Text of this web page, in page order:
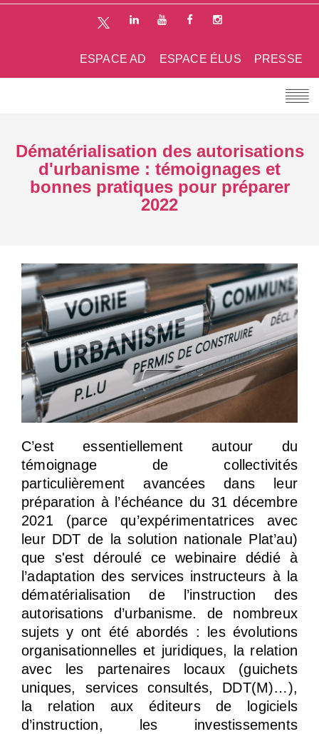
PRESSE
ESPACE ÉLUS
ESPACE AD
Dématérialisation des autorisations
d'urbanisme : témoignages et
bonnes pratiques pour préparer
2022
C’est essentiellement autour du
témoignage de collectivités
particulièrement avancées dans leur
préparation à l’échéance du 31 décembre
2021 (parce qu’expérimentatrices avec
leur DDT de la solution nationale Plat’au)
que s'est déroulé ce webinaire dédié à
l’adaptation des services instructeurs à la
dématérialisation de l’instruction des
autorisations d’urbanisme. de nombreux
sujets y ont été abordés : les évolutions
organisationnelles et juridiques, la relation
avec les partenaires locaux (guichets
uniques, services consultés, DDT(M)…),
la relation aux éditeurs de logiciels
d’instruction, les investissements